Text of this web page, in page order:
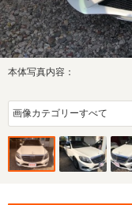
本体写真内容：